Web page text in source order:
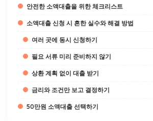
안전한 소액대출을 위한 체크리스트
소액대출 신청 시 흔한 실수와 해결 방법
여러 곳에 동시 신청하기
필요 서류 미리 준비하지 않기
상환 계획 없이 대출 받기
금리와 조건만 보고 결정하기
50만원 소액대출 선택하기